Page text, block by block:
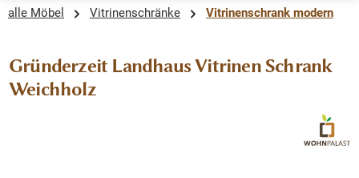
alle Möbel Vitrinenschränke Vitrinenschrank modern
Gründerzeit Landhaus Vitrinen Schrank
Weichholz